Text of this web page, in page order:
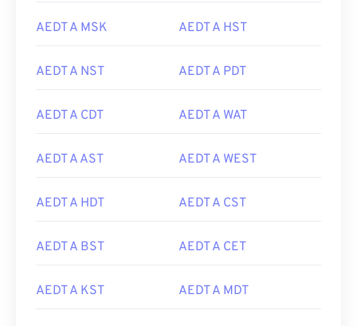
AEDT A MSK AEDT A HST
AEDT A NST AEDT A PDT
AEDT A CDT AEDT A WAT
AEDT A AST AEDT A WEST
AEDT A HDT AEDT A CST
AEDT A BST AEDT A CET
AEDT A KST AEDT A MDT